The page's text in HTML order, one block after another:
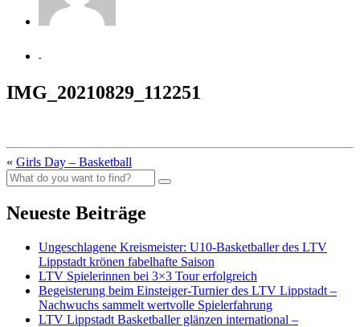
-
IMG_20210829_112251
« Girls Day – Basketball
Neueste Beiträge
Ungeschlagene Kreismeister: U10-Basketballer des LTV
Lippstadt krönen fabelhafte Saison
LTV Spielerinnen bei 3×3 Tour erfolgreich
Begeisterung beim Einsteiger-Turnier des LTV Lippstadt –
Nachwuchs sammelt wertvolle Spielerfahrung
LTV Lippstadt Basketballer glänzen international –